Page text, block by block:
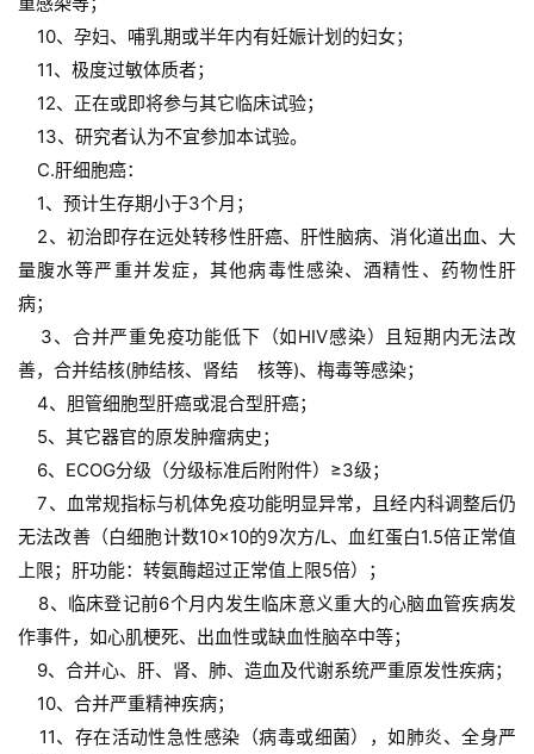
首
页
业
资
讯
再
生
临
床
转
化
会
登录 注册
10、孕妇、哺乳期或半年内有妊娠计划的妇女；
11、极度过敏体质者；
12、正在或即将参与其它临床试验；
13、研究者认为不宜参加本试验。
C.肝细胞癌：
1、预计生存期小于3个月；
2、初治即存在远处转移性肝癌、肝性脑病、消化道出血、大
量腹水等严重并发症，其他病毒性感染、酒精性、药物性肝
病；
3、合并严重免疫功能低下（如HIV感染）且短期内无法改
善，合并结核(肺结核、肾结    核等)、梅毒等感染；
4、胆管细胞型肝癌或混合型肝癌；
5、其它器官的原发肿瘤病史；
6、ECOG分级（分级标准后附附件）≥3级；
7、血常规指标与机体免疫功能明显异常，且经内科调整后仍
无法改善（白细胞计数10×10的9次方/L、血红蛋白1.5倍正常值
上限；肝功能：转氨酶超过正常值上限5倍）；
8、临床登记前6个月内发生临床意义重大的心脑血管疾病发
作事件，如心肌梗死、出血性或缺血性脑卒中等；
9、合并心、肝、肾、肺、造血及代谢系统严重原发性疾病；
10、合并严重精神疾病；
11、存在活动性急性感染（病毒或细菌），如肺炎、全身严